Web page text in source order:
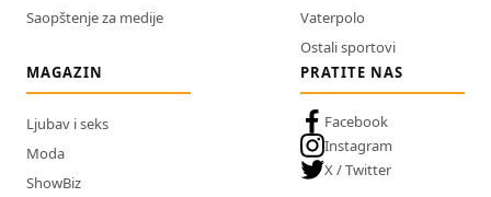
Saopštenje za medije
Vaterpolo
Ostali sportovi
MAGAZIN
Ljubav i seks
Moda
ShowBiz
PRATITE NAS
Facebook
Instagram
X / Twitter